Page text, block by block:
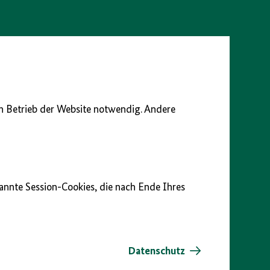
Betrieb der Website notwendig. Andere
Session-Cookies, die nach Ende Ihres
Datenschutz